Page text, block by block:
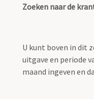
Zoeken naar de
U kunt boven in dit
uitgave en periode
maand ingeven en